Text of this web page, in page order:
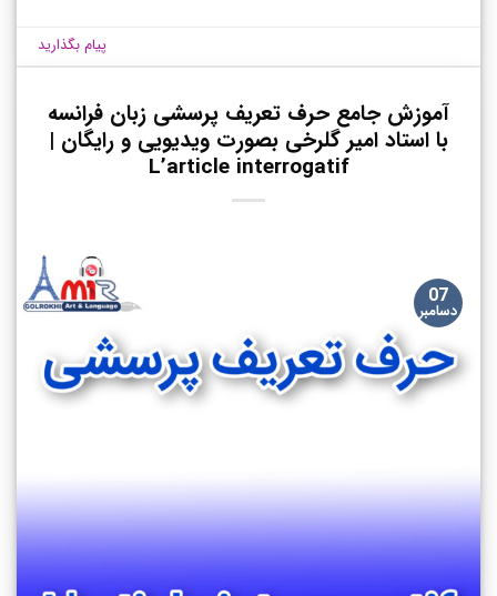
پیام بگذارید
آموزش جامع حرف تعریف پرسشی زبان فرانسه
با استاد امیر گلرخی بصورت ویدیویی و رایگان |
L’article interrogatif
07
دسامبر